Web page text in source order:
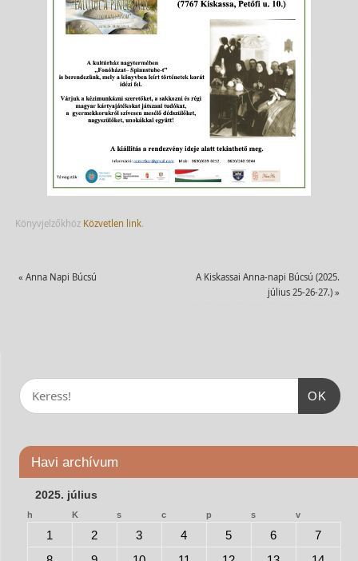
Könyvjelzőkhöz Közvetlen link.
« Anna Napi Búcsú
A Kiskassai Anna-napi Búcsú (2025.
július 25-26-27.)»
OK
Havi archívum
2025. július
h K s c p s v
1 2 3 4 5 6
7